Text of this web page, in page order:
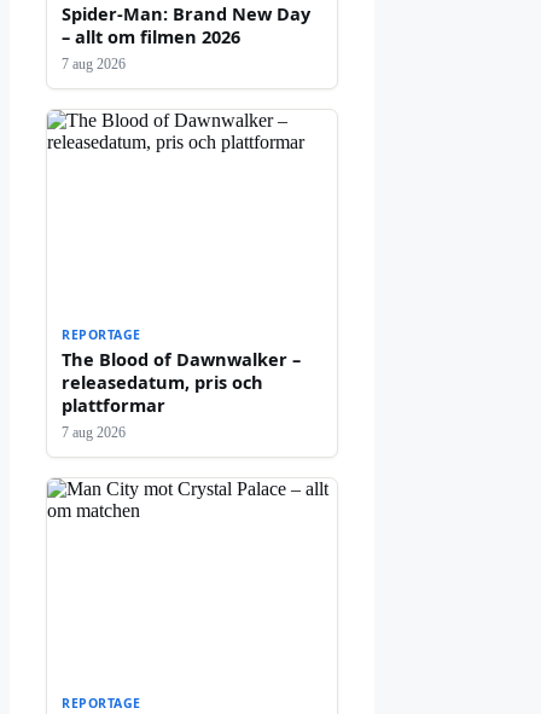
Spider-Man: Brand New Day
– allt om filmen 2026
7 aug 2026
REPORTAGE
The Blood of Dawnwalker –
releasedatum, pris och
plattformar
7 aug 2026
REPORTAGE